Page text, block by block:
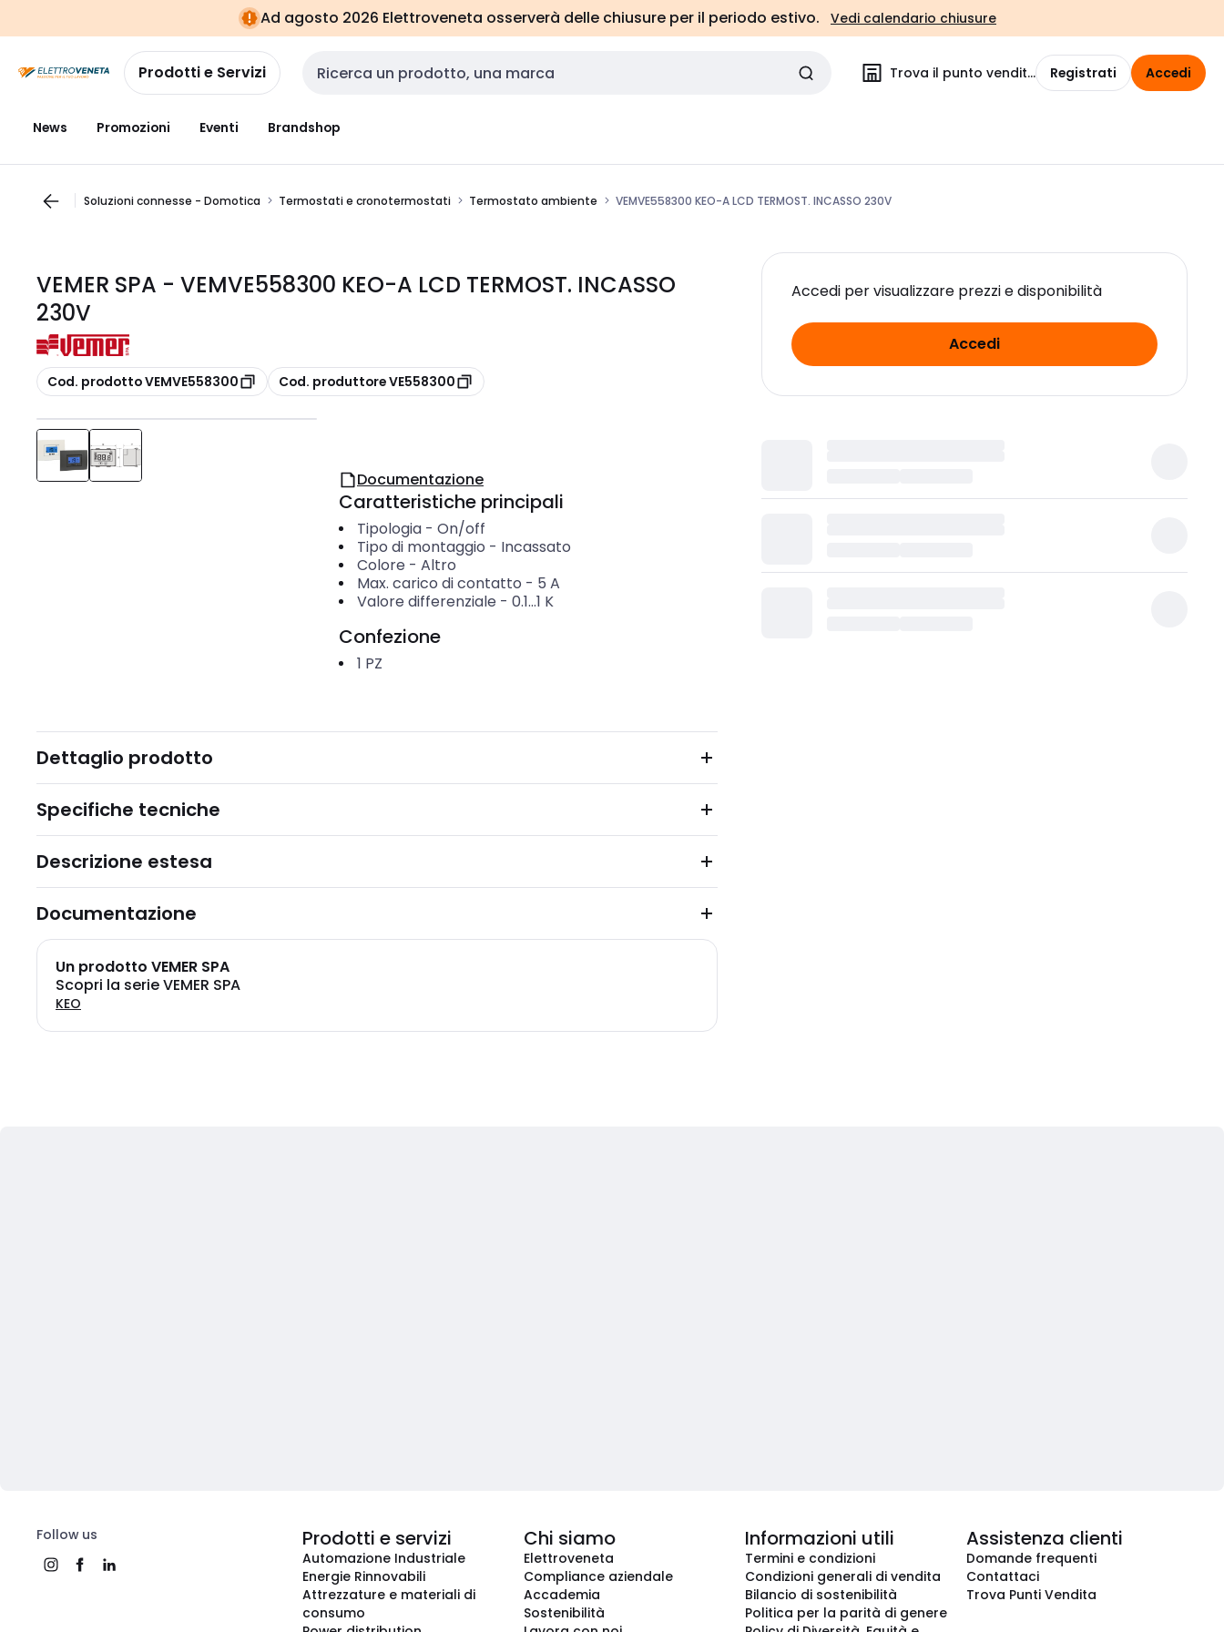
navigazionealla
pagina
Ad agosto 2026 Elettroveneta osserverà delle chiusure per il periodo estivo. Vedi calendario chiusure
Prodotti e Servizi Cerca input Trova il punto vendita Registrati Accedi
News Promozioni Eventi Brandshop
Soluzioni connesse - Domotica Termostati e cronotermostati Termostato ambiente VEMVE558300 KEO-A LCD TERMOST. INCASSO 230V
VEMER SPA - VEMVE558300 KEO-A LCD TERMOST. INCASSO
230V
copia
Cod. prodotto VEMVE558300 copia
Cod. produttore VE558300
Accedi per visualizzare prezzi e disponibilità
Accedi
Documentazione
Caratteristiche principali
Tipologia- On/off
Tipo di montaggio - Incassato
Colore - Altro
Max. carico di contatto - 5 A
Valore differenziale - 0.1...1 K
Confezione
1 PZ
Dettaglio prodotto
Specifiche tecniche
Descrizione estesa
Documentazione
Un prodotto VEMER SPA
Scopri la serie VEMER SPA
KEO
Follow us Prodotti e servizi
Automazione Industriale
Energie Rinnovabili
Attrezzature e materiali di
consumo
Chi siamo
Elettroveneta
Compliance aziendale
Accademia
Sostenibilità
Informazioni utili
Termini e condizioni
Condizioni generali di vendita
Bilancio di sostenibilità
Politica per la parità di genere
Assistenza clienti
Domande frequenti
Contattaci
Trova Punti Vendita